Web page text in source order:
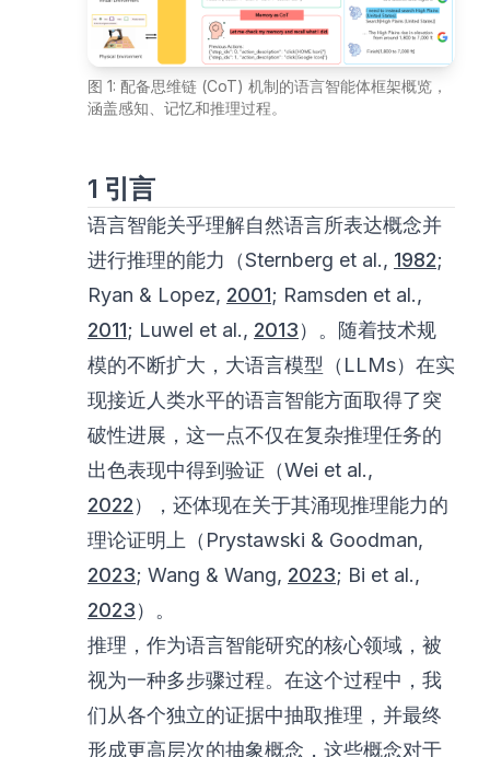
图 1: 配备思维链 (CoT) 机制的语言智能体框架概览，
涵盖感知、记忆和推理过程。
1 引言
语言智能关乎理解自然语言所表达概念并
进行推理的能力（Sternberg et al., 1982;
Ryan & Lopez, 2001; Ramsden et al.,
2011; Luwel et al., 2013）。随着技术规
模的不断扩大，大语言模型（LLMs）在实
现接近人类水平的语言智能方面取得了突
破性进展，这一点不仅在复杂推理任务的
出色表现中得到验证（Wei et al.,
2022），还体现在关于其涌现推理能力的
理论证明上（Prystawski & Goodman,
2023; Wang & Wang, 2023; Bi et al.,
2023）。
推理，作为语言智能研究的核心领域，被
视为一种多步骤过程。在这个过程中，我
们从各个独立的证据中抽取推理，并最终
形成更高层次的抽象概念，这些概念对于